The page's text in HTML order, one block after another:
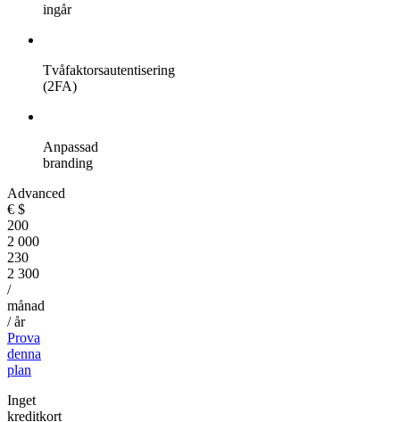
ingår
Tvåfaktorsautentisering
(2FA)
Anpassad
branding
Advanced
€ $
200
2 000
230
2 300
/
månad
/ år
Prova
denna
plan
Inget
kreditkort